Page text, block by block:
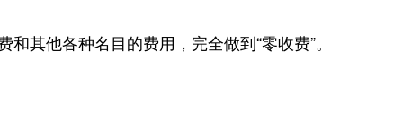
他各种名目的费用，完全做到“零收费”。